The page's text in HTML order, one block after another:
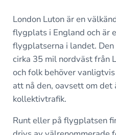
London Luton är en
flygplats i England och är
flygplatserna i landet.
cirka 35 mil nordväst från
och folk behöver
att nå den, oavsett om
kollektivtrafik.
Runt eller på flygplatsen